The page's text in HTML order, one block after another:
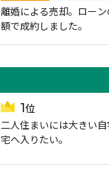
離婚による売却。ロー
額で成約しました。
二人住まいには大きい
宅へ入りたい。